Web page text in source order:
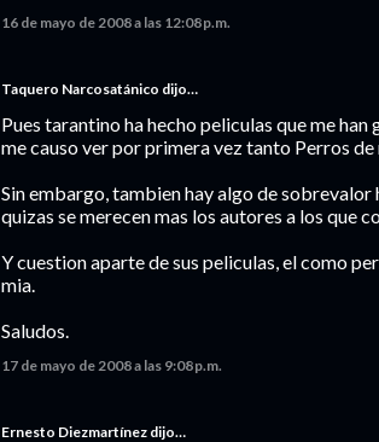
16 de mayo de 2008 a las 12:08 p.m.
Taquero Narcosatánico dijo…
Pues tarantino ha hecho peliculas que me
me causo ver por primera vez tanto Perros
Sin embargo, tambien hay algo de sobrevalor
quizas se merecen mas los autores a los que
Y cuestion aparte de sus peliculas, el como
mia.
Saludos.
17 de mayo de 2008 a las 9:08 p.m.
Ernesto Diezmartínez dijo…